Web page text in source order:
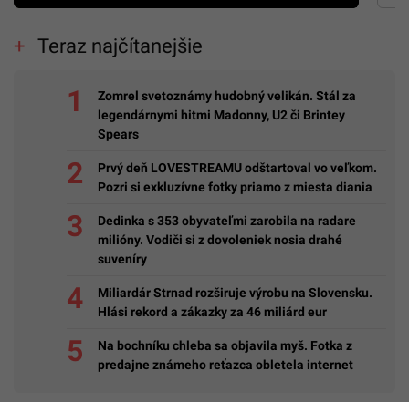
Teraz najčítanejšie
Zomrel svetoznámy hudobný velikán. Stál za
legendárnymi hitmi Madonny, U2 či Brintey
Spears
Prvý deň LOVESTREAMU odštartoval vo veľkom.
Pozri si exkluzívne fotky priamo z miesta diania
Dedinka s 353 obyvateľmi zarobila na radare
milióny. Vodiči si z dovoleniek nosia drahé
suveníry
Miliardár Strnad rozširuje výrobu na Slovensku.
Hlási rekord a zákazky za 46 miliárd eur
Na bochníku chleba sa objavila myš. Fotka z
predajne známeho reťazca obletela internet